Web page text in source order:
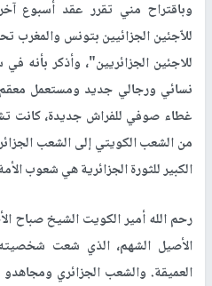
وباقتراح مني تقرر عقد أسبوع
للاّجئين الجزائيين بتونس والمغرب
للاجئين الجزائريين"، وأذكر
نسائي ورجالي جديد ومستعمل
غطاء صوفي للفراش جديدة، كانت
من الشعب الكويتي إلى الشعب
الكبير للثورة الجزائرية هي شعوب
رحم الله أمير الكويت الشيخ صباح
الأصيل الشهم، الذي شعت شخصيته
العميقة. والشعب الجزائري